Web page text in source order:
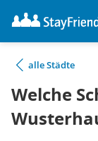
alle Städte
Welche